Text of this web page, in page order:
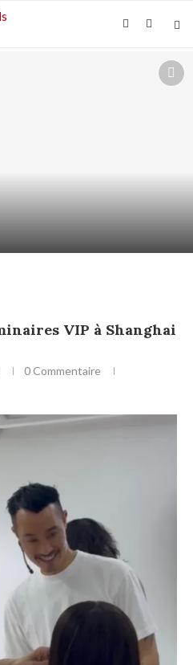
VIP à Shanghai
0 Commentaire